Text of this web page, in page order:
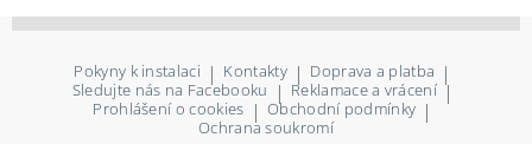
Pokyny k instalaci | Kontakty | Doprava a platba |
Sledujte nás na Facebooku | Reklamace a vrácení |
Prohlášení o cookies | Obchodní podmínky |
Ochrana soukromí